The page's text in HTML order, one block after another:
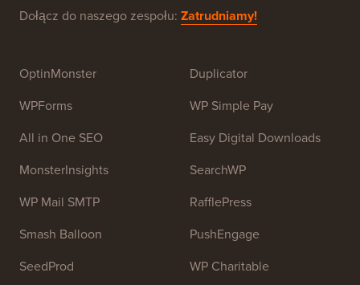
lipcu 2009 roku przezSyeda Balkhi. Głównym celem
szkoleniowych, aby pomóc ludziom nauczyć się
WordPress i ulepszyć swoje strony internetowe.
Dołącz do naszego zespołu: Zatrudniamy!
OptinMonster
WPForms
Duplicator
WP Simple Pay